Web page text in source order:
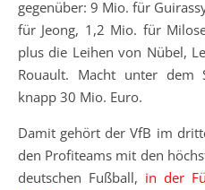
gegenüber: 9 Mio. für
für Jeong, 1,2 Mio. für
plus die Leihen von Nübel,
Rouault. Macht unter dem
knapp 30 Mio. Euro.
Damit gehört der VfB im
den Profiteams mit den
deutschen Fußball, in der